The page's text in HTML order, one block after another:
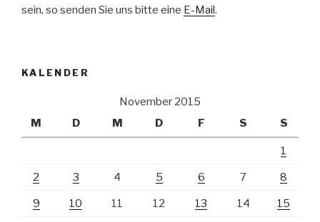
sein, so senden Sie uns bitte eine E-Mail.
KALENDER
November 2015
M
D M D F S S
1
2 3 4 5 6 7 8
9 10 11 12 13 14 15